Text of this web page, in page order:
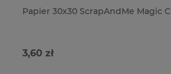
Papier 30x30 ScrapAndMe Magic
3,60 zł